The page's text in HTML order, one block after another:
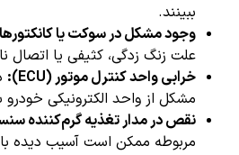
ببینند.
وجود مشکل در سوکت یا
علت زنگ زدگی، کثیفی یا اتصال
خرابی واحد کنترل موتور (ECU):
مشکل از واحد الکترونیکی خودرو
نقص در مدار تغذیه گرم‌کننده
مربوطه ممکن است آسیب دیده